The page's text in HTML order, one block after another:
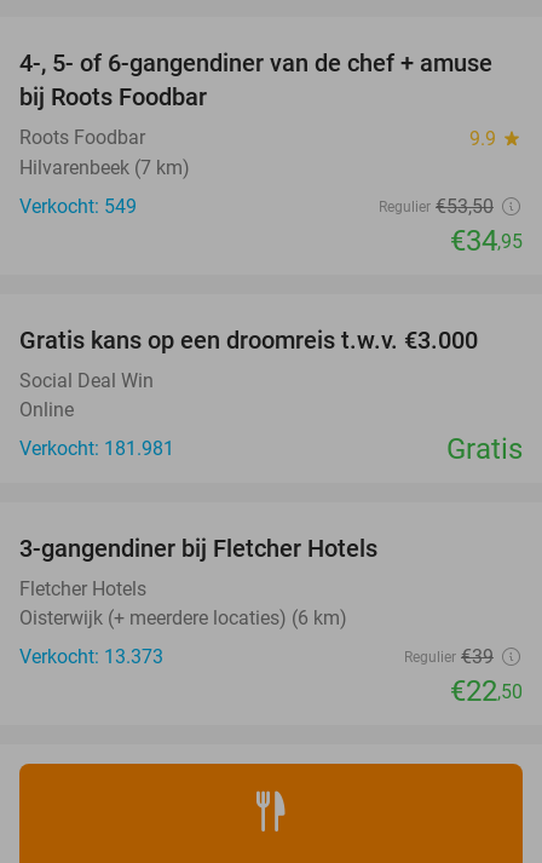
35%
4-, 5- of 6-gangendiner van de chef + amuse
bij Roots Foodbar
Roots Foodbar 9.9 star
Hilvarenbeek (7 km)
Verkocht: 549
Regulier €53,50
€34,95
Gratis kans op een droomreis t.w.v. €3.000
Social Deal Win
Online
Verkocht: 181.981
Gratis
3-gangendiner bij Fletcher Hotels
Fletcher Hotels
Oisterwijk (+ meerdere locaties) (6 km)
Verkocht: 13.373
Regulier €39
€22,50